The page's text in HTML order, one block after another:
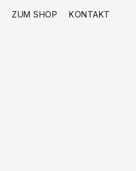
ZUM SHOP KONTAKT